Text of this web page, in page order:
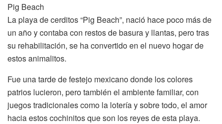
Pig Beach
La playa de cerditos “Pig Beach”, nació hace poco más de
un año y contaba con restos de basura y llantas, pero tras
su rehabilitación, se ha convertido en el nuevo hogar de
estos animalitos.
Fue una tarde de festejo mexicano donde los colores
patrios lucieron, pero también el ambiente familiar, con
juegos tradicionales como la lotería y sobre todo, el amor
hacia estos cochinitos que son los reyes de esta playa.